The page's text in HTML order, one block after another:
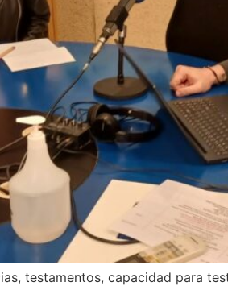
testamentos, capacidad para